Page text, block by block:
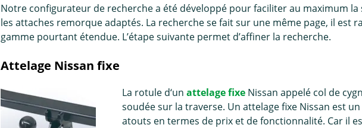
Notre configurateur de recherche a été développé pour faciliter au maximum
les attaches remorque adaptés. La recherche se fait sur une même page, il est
gamme pourtant étendue. L’étape suivante permet d’affiner la recherche.
Attelage Nissan fixe
La rotule d‘unattelage fixe Nissan appelé col de
soudée sur la traverse. Un attelage fixe Nissan est
atouts en termes de prix et de fonctionnalité. Car il